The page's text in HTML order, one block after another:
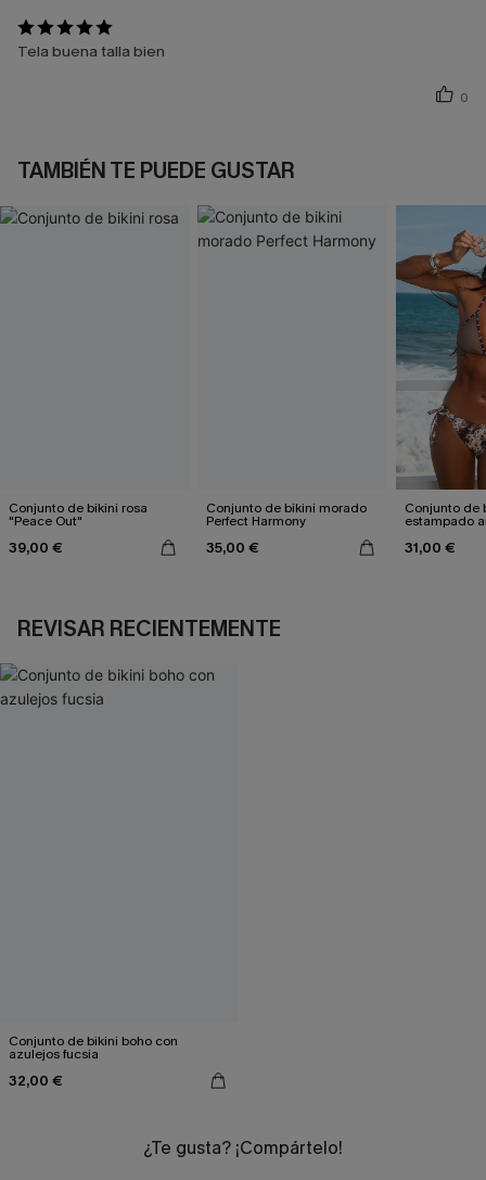
Tela buena talla bien
0
TAMBIÉN TE PUEDE GUSTAR
Conjunto de bikini rosa
"Peace Out"
39,00 €
Conjunto de bikini morado
Perfect Harmony
35,00 €
Conjunto de
estampado
31,00 €
REVISAR RECIENTEMENTE
Conjunto de bikini boho con
azulejos fucsia
32,00 €
¿Te gusta? ¡Compártelo!